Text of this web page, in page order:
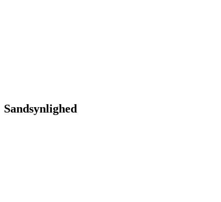
Sandsynlighed